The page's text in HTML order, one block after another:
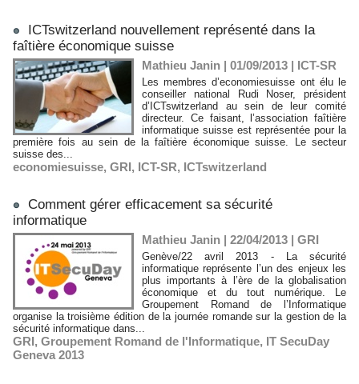
ICTswitzerland nouvellement représenté dans la
faîtière économique suisse
Mathieu Janin | 01/09/2013 | ICT-SR
Les membres d’economiesuisse ont élu le
conseiller national Rudi Noser, président
d’ICTswitzerland au sein de leur comité
directeur. Ce faisant, l’association faîtière
informatique suisse est représentée pour la
première fois au sein de la faîtière économique suisse. Le secteur
suisse des...
economiesuisse, GRI, ICT-SR, ICTswitzerland
Comment gérer efficacement sa sécurité
informatique
Mathieu Janin | 22/04/2013 | GRI
Genève/22 avril 2013 - La sécurité
informatique représente l’un des enjeux les
plus importants à l’ère de la globalisation
économique et du tout numérique. Le
Groupement Romand de l’Informatique
organise la troisième édition de la journée romande sur la gestion de la
sécurité informatique dans...
GRI, Groupement Romand de l'Informatique, IT SecuDay
Geneva 2013